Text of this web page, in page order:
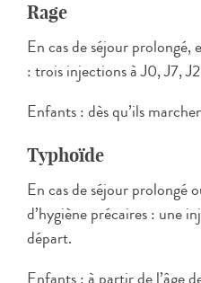
Rage
En cas de séjour prolongé,
: trois injections à J0, J7,
Enfants : dès qu’ils
Typhoïde
En cas de séjour prolongé
d’hygiène précaires : une
départ.